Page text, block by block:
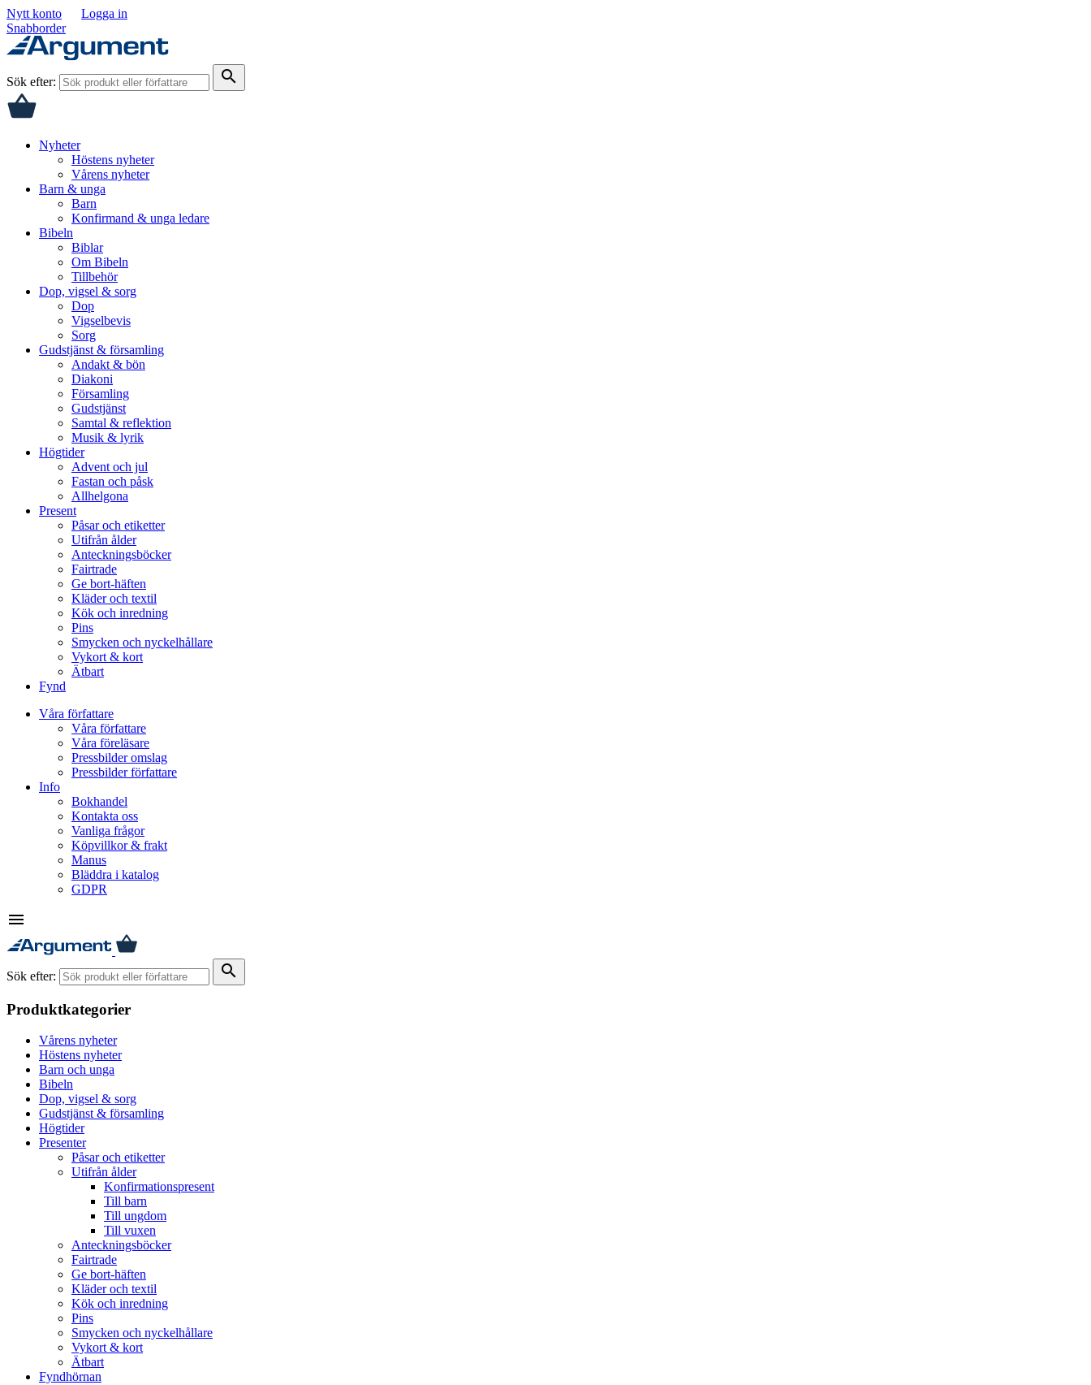
Nytt konto
Logga in
Snabborder
Sök efter: search
Nyheter
Höstens nyheter
Vårens nyheter
Barn & unga
Barn
Konfirmand & unga ledare
Bibeln
Biblar
Om Bibeln
Tillbehör
Dop, vigsel & sorg
Dop
Vigselbevis
Sorg
Gudstjänst & församling
Andakt & bön
Diakoni
Församling
Gudstjänst
Samtal & reflektion
Musik & lyrik
Högtider
Advent och jul
Fastan och påsk
Allhelgona
Present
Påsar och etiketter
Utifrån ålder
Anteckningsböcker
Fairtrade
Ge bort-häften
Kläder och textil
Kök och inredning
Pins
Smycken och nyckelhållare
Vykort & kort
Ätbart
Fynd
Våra författare
Våra författare
Våra föreläsare
Pressbilder omslag
Pressbilder författare
Info
Bokhandel
Kontakta oss
Vanliga frågor
Köpvillkor & frakt
Manus
Bläddra i katalog
GDPR
menu
Sök efter: search
Produktkategorier
Vårens nyheter
Höstens nyheter
Barn och unga
Bibeln
Dop, vigsel & sorg
Gudstjänst & församling
Högtider
Presenter
Påsar och etiketter
Utifrån ålder
Konfirmationspresent
Till barn
Till ungdom
Till vuxen
Anteckningsböcker
Fairtrade
Ge bort-häften
Kläder och textil
Kök och inredning
Pins
Smycken och nyckelhållare
Vykort & kort
Ätbart
Fyndhörnan